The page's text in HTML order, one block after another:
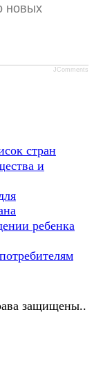
новых
JComments
стран
и
ребенка
защищены..